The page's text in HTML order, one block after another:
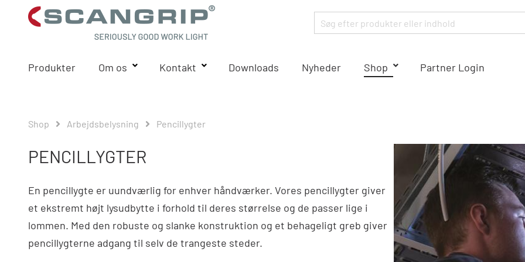
Produkter Om os Kontakt Downloads Nyheder Shop Partner Login
Shop Arbejdsbelysning Pencillygter
PENCILLYGTER
En pencillygte er uundværlig for enhver håndværker. Vores pencillygter giver
et ekstremt højt lysudbytte i forhold til deres størrelse og de passer lige i
lommen. Med den robuste og slanke konstruktion og et behageligt greb giver
pencillygterne adgang til selv de trangeste steder.